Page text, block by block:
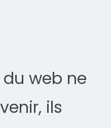
web ne
ils